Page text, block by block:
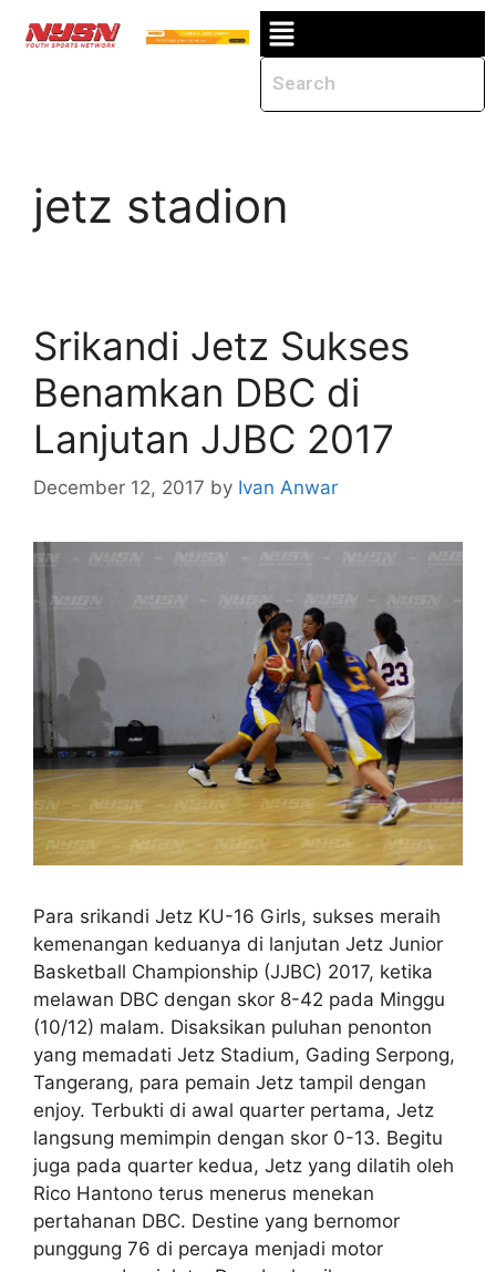
jetz stadion
Srikandi Jetz Sukses
Benamkan DBC di
Lanjutan JJBC 2017
December 12, 2017 by Ivan Anwar
Para srikandi Jetz KU-16 Girls, sukses meraih
kemenangan keduanya di lanjutan Jetz Junior
Basketball Championship (JJBC) 2017, ketika
melawan DBC dengan skor 8-42 pada Minggu
(10/12) malam. Disaksikan puluhan penonton
yang memadati Jetz Stadium, Gading Serpong,
Tangerang, para pemain Jetz tampil dengan
enjoy. Terbukti di awal quarter pertama, Jetz
langsung memimpin dengan skor 0-13. Begitu
juga pada quarter kedua, Jetz yang dilatih oleh
Rico Hantono terus menerus menekan
pertahanan DBC. Destine yang bernomor
punggung 76 di percaya menjadi motor